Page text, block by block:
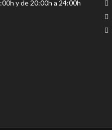
y de 20:00h a 24:00h